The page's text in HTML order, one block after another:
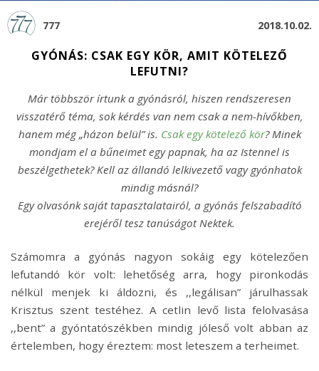
777 2018.10.02.
GYÓNÁS: CSAK EGY KÖR, AMIT KÖTELEZŐ
LEFUTNI?
Már többször írtunk a gyónásról, hiszen rendszeresen
visszatérő téma, sok kérdés van nem csak a nem-hívőkben,
hanem még „házon belül” is. Csak egy kötelező kör? Minek
mondjam el a bűneimet egy papnak, ha az Istennel is
beszélgethetek? Kell az állandó lelkivezető vagy gyónhatok
mindig másnál?
Egy olvasónk saját tapasztalatairól, a gyónás felszabadító
erejéről tesz tanúságot Nektek.
Számomra a gyónás nagyon sokáig egy kötelezően
lefutandó kör volt: lehetőség arra, hogy pironkodás
nélkül menjek ki áldozni, és ,,legálisan” járulhassak
Krisztus szent testéhez. A cetlin levő lista felolvasása
,,bent” a gyóntatószékben mindig jóleső volt abban az
értelemben, hogy éreztem: most leteszem a terheimet.